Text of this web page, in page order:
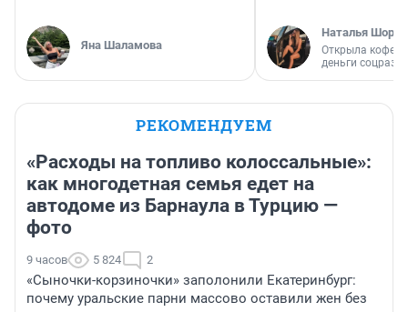
Яна Шаламова
Наталья
Открыла
деньги
РЕКОМЕНДУЕМ
«Расходы на топливо колоссальные»:
как многодетная семья едет на
автодоме из Барнаула в Турцию —
фото
9 часов 5 824 2
«Сыночки-корзиночки» заполонили Екатеринбург:
почему уральские парни массово оставили жен без